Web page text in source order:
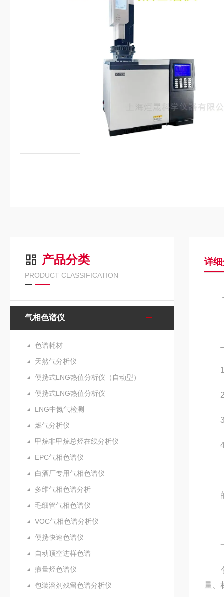
产品分类
PRODUCT CLASSIFICATION
气相色谱仪
色谱耗材
天然气分析仪
便携式LNG热值分析仪（自动型）
便携式LNG热值分析仪
LNG中氮气检测
燃气分析仪
甲烷非甲烷总烃在线分析仪
EPC气相色谱仪
白酒厂专用气相色谱仪
多维气相色谱分析
毛细管气相色谱仪
VOC气相色谱分析仪
便携快速色谱仪
自动顶空进样色谱
痕量烃色谱仪
包装溶剂残留色谱分析仪
详
1、
2、
3、
4、
一
包
量、